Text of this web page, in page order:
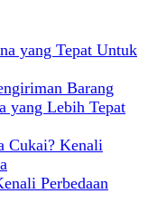
yang Tepat Untuk
Barang
yang Lebih Tepat
Cukai? Kenali
Perbedaan